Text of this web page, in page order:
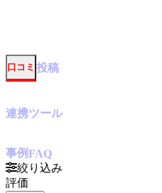
口コミ 投稿
連携ツール
事例FAQ
絞り込み
評価